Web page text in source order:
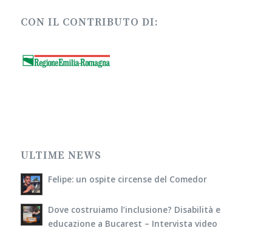
CON IL CONTRIBUTO DI:
ULTIME NEWS
Felipe: un ospite circense del Comedor
Dove costruiamo l’inclusione? Disabilità e
educazione a Bucarest – Intervista video